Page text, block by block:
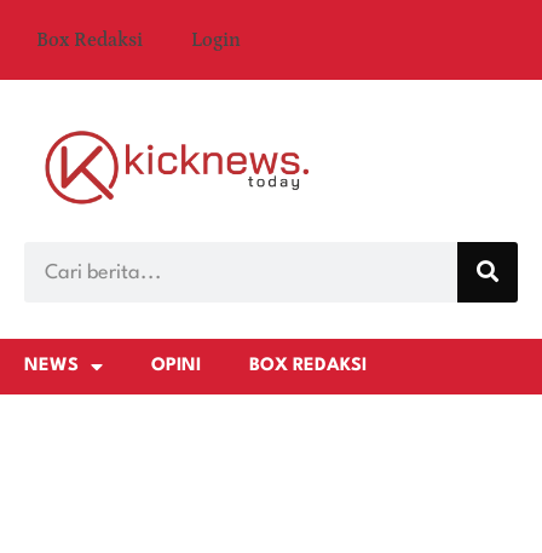
Box Redaksi Login
NEWS OPINI BOX REDAKSI